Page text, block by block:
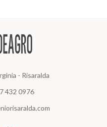
- Risaralda
432 0976